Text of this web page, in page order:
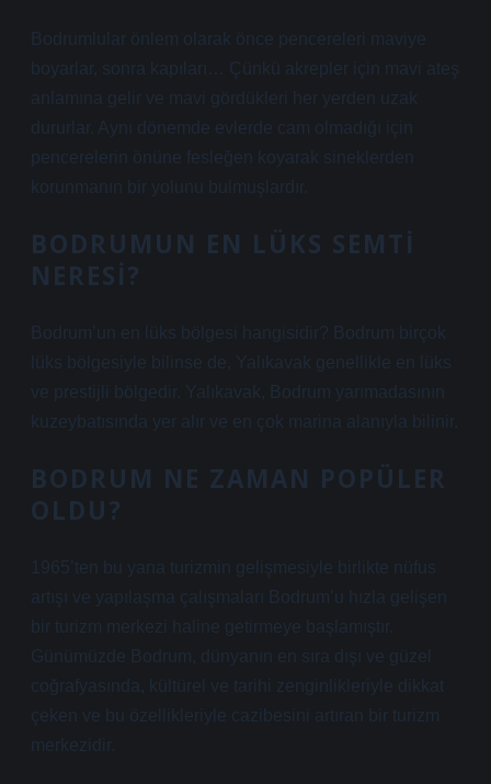
Bodrumlular önlem olarak önce pencereleri maviye
boyarlar, sonra kapıları… Çünkü akrepler için mavi ateş
anlamına gelir ve mavi gördükleri her yerden uzak
dururlar. Aynı dönemde evlerde cam olmadığı için
pencerelerin önüne fesleğen koyarak sineklerden
korunmanın bir yolunu bulmuşlardır.
BODRUMUN EN LÜKS SEMTI
NERESI?
Bodrum’un en lüks bölgesi hangisidir? Bodrum birçok
lüks bölgesiyle bilinse de, Yalıkavak genellikle en lüks
ve prestijli bölgedir. Yalıkavak, Bodrum yarımadasının
kuzeybatısında yer alır ve en çok marina alanıyla bilinir.
BODRUM NE ZAMAN POPÜLER
OLDU?
1965’ten bu yana turizmin gelişmesiyle birlikte nüfus
artışı ve yapılaşma çalışmaları Bodrum’u hızla gelişen
bir turizm merkezi haline getirmeye başlamıştır.
Günümüzde Bodrum, dünyanın en sıra dışı ve güzel
coğrafyasında, kültürel ve tarihi zenginlikleriyle dikkat
çeken ve bu özellikleriyle cazibesini artıran bir turizm
merkezidir.